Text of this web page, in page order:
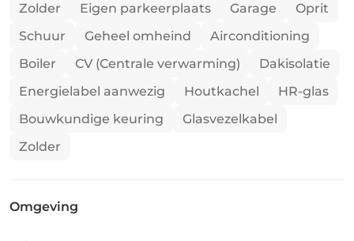
Zolder
Eigen parkeerplaats Garage
Oprit
Schuur
Geheel omheind
Airconditioning
Boiler
CV (Centrale verwarming)
Dakisolatie
Energielabel aanwezig
Houtkachel
HR-glas
Bouwkundige keuring
Glasvezelkabel
Zolder
Omgeving